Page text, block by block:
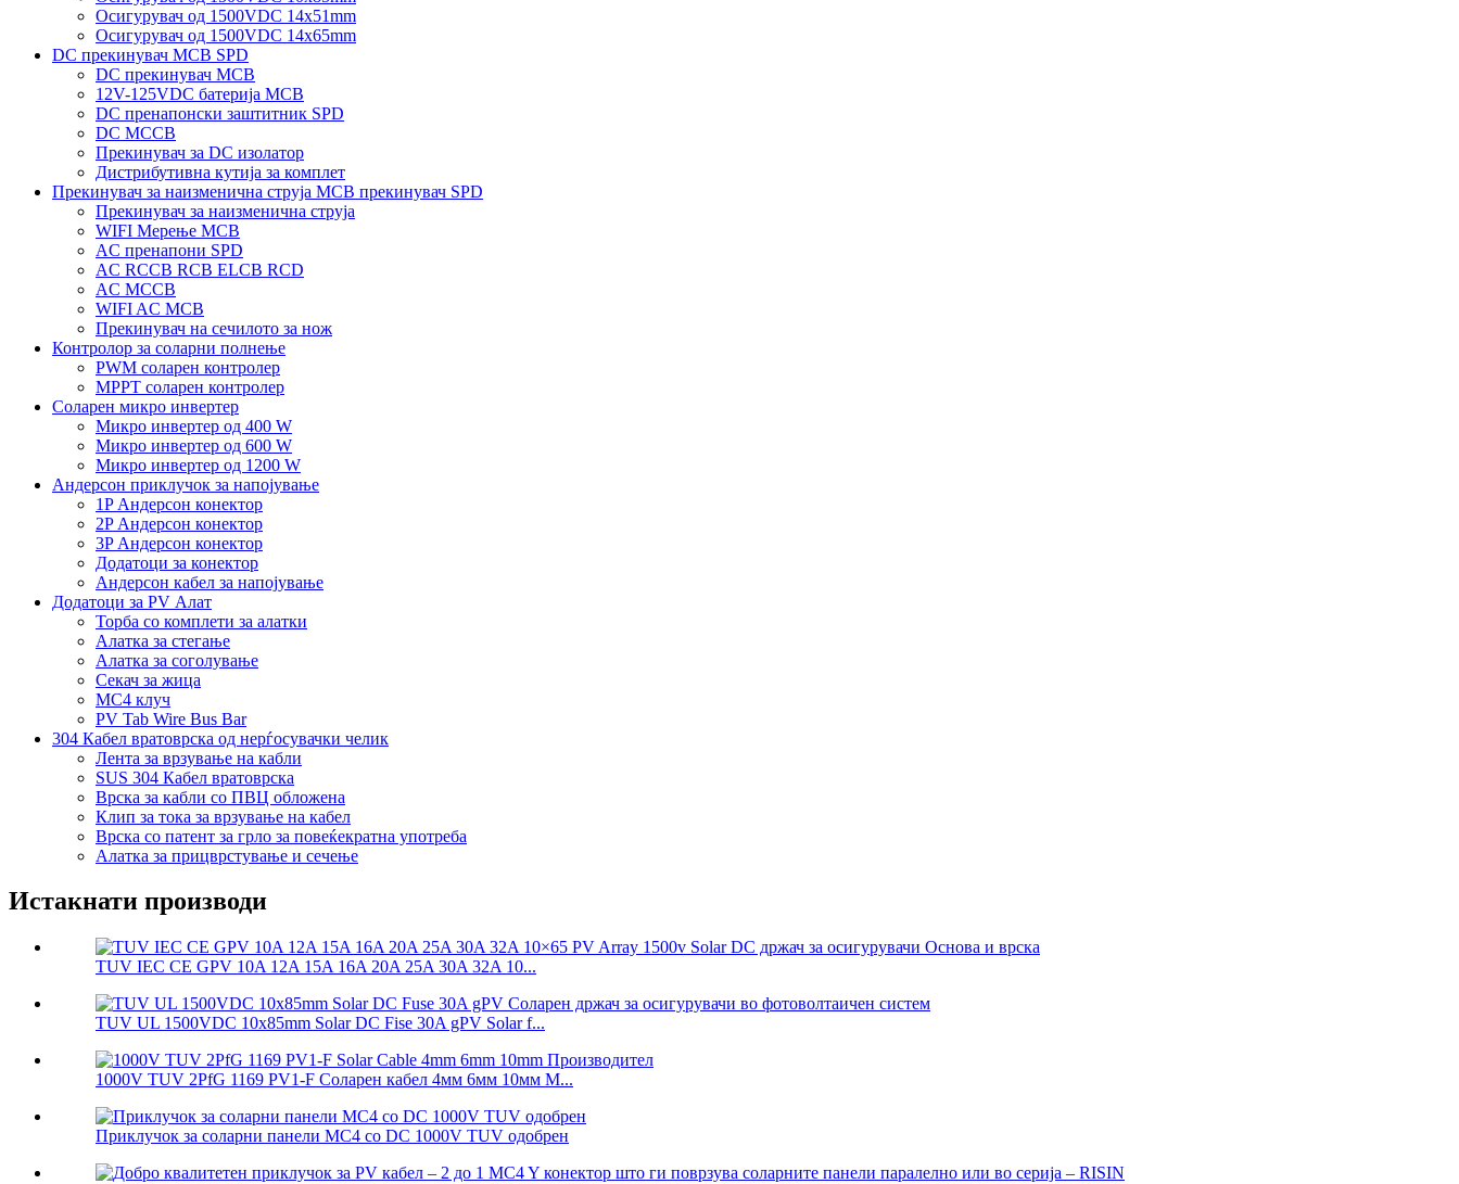
Осигурувач од 1500VDC 14x51mm
Осигурувач од 1500VDC 14x65mm
DC прекинувач MCB SPD
DC прекинувач MCB
12V-125VDC батерија MCB
DC пренапонски заштитник SPD
DC MCCB
Прекинувач за DC изолатор
Дистрибутивна кутија за комплет
Прекинувач за наизменична струја MCB прекинувач SPD
Прекинувач за наизменична струја
WIFI Мерење MCB
AC пренапони SPD
AC RCCB RCB ELCB RCD
AC MCCB
WIFI AC MCB
Прекинувач на сечилото за нож
Контролор за соларни полнење
PWM соларен контролер
MPPT соларен контролер
Соларен микро инвертер
Микро инвертер од 400 W
Микро инвертер од 600 W
Микро инвертер од 1200 W
Андерсон приклучок за напојување
1P Андерсон конектор
2P Андерсон конектор
3P Андерсон конектор
Додатоци за конектор
Андерсон кабел за напојување
Додатоци за PV Алат
Торба со комплети за алатки
Алатка за стегање
Алатка за соголување
Секач за жица
MC4 клуч
PV Tab Wire Bus Bar
304 Кабел вратоврска од нерѓосувачки челик
Лента за врзување на кабли
SUS 304 Кабел вратоврска
Врска за кабли со ПВЦ обложена
Клип за тока за врзување на кабел
Врска со патент за грло за повеќекратна употреба
Алатка за прицврстување и сечење
Истакнати производи
TUV IEC CE GPV 10A 12A 15A 16A 20A 25A 30A 32A 10...
TUV UL 1500VDC 10x85mm Solar DC Fise 30A gPV Solar f...
1000V TUV 2PfG 1169 PV1-F Соларен кабел 4мм 6мм 10мм М...
Приклучок за соларни панели MC4 со DC 1000V TUV одобрен